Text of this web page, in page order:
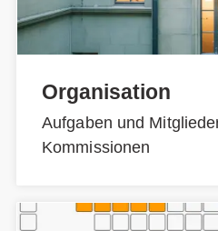
Organisation
Aufgaben und
Kommissionen